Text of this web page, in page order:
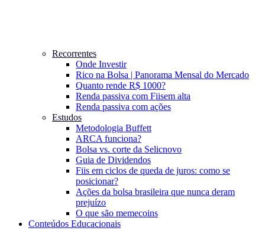
Recorrentes
Onde Investir
Rico na Bolsa | Panorama Mensal do Mercado
Quanto rende R$ 1000?
Renda passiva com Fiisem alta
Renda passiva com ações
Estudos
Metodologia Buffett
ARCA funciona?
Bolsa vs. corte da Selicnovo
Guia de Dividendos
Fiis em ciclos de queda de juros: como se
posicionar?
Ações da bolsa brasileira que nunca deram
prejuízo
O que são memecoins
Conteúdos Educacionais